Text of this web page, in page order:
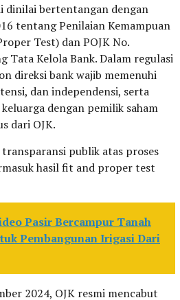
dinilai bertentangan dengan
tentang Penilaian Kemampuan
Test) dan POJK No.
Tata Kelola Bank. Dalam regulasi
direksi bank wajib memenuhi
dan independensi, serta
dengan pemilik saham
dari OJK.
publik atas proses
hasil fit and proper test
Pasir Bercampur Tanah
Pembangunan Irigasi Dari
2024, OJK resmi mencabut